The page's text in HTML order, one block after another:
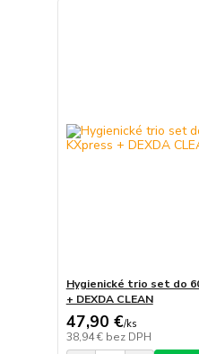
Hygienické trio set do
+ DEXDA CLEAN
47,90 €/ks
38,94 € bez DPH